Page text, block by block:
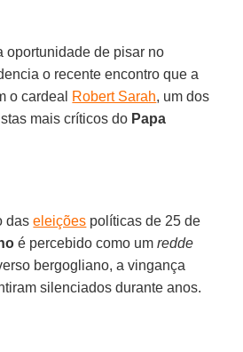
oportunidade de pisar no
o recente encontro que a
o cardeal Robert Sarah, um dos
mais críticos do Papa
daseleições políticas de 25 de
é percebido como umredde
bergogliano, a vingança
silenciados durante anos.